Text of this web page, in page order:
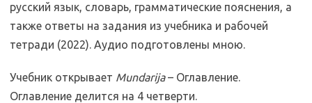
русский язык, словарь, грамматические пояснения, а
также ответы на задания из учебника и рабочей
тетради (2022). Аудио подготовлены мною.
Учебник открывает Mundarija– Оглавление.
Оглавление делится на 4 четверти.